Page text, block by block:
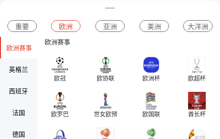
重要 欧洲 亚洲 美洲 大洋洲
欧洲赛事
英格兰
西班牙
法国
德国
欧洲赛事
欧冠 欧协联 欧洲杯 欧超杯
欧罗巴 世女欧预 欧国联 酋长杯